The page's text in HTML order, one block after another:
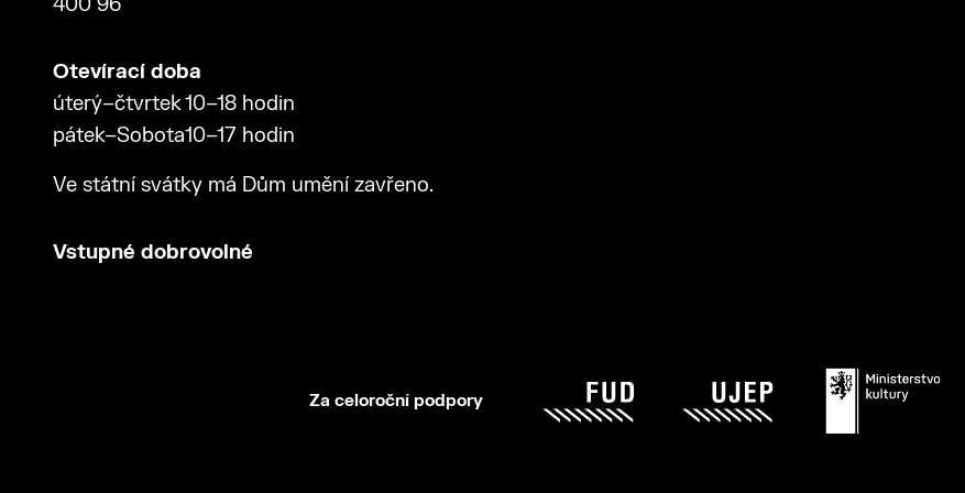
Otevírací doba
úterý–čtvrtek
pátek–Sobota
10–18 hodin
10–17 hodin
Ve státní svátky má Dům umění zavřeno.
Vstupné dobrovolné
Za celoroční podpory